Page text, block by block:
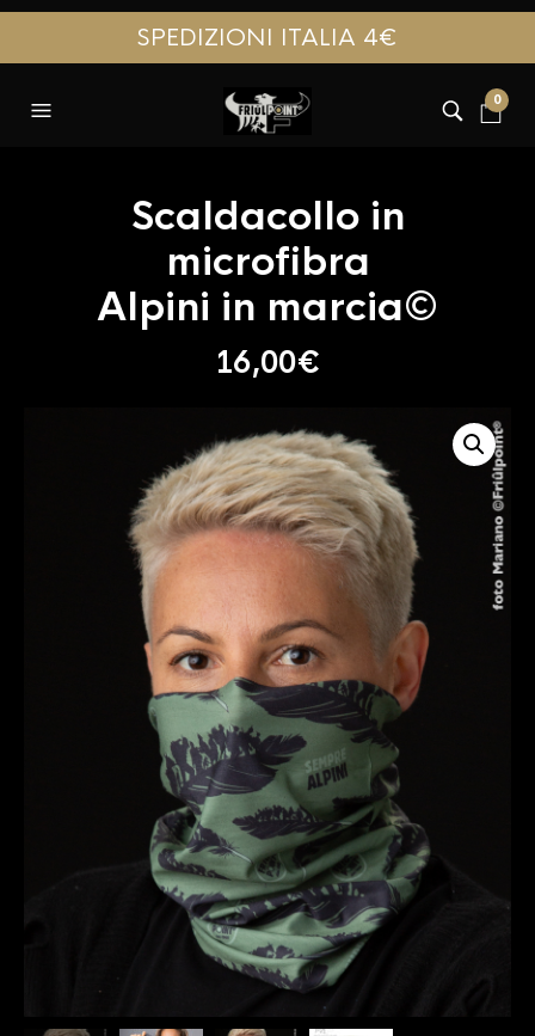
SPEDIZIONI ITALIA 4€
0
Scaldacollo in
microfibra
Alpini in marcia©
16,00€